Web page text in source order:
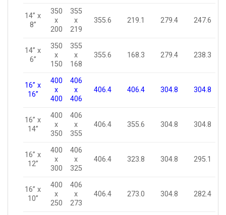
14” x
8”
350
x
200
355
x
219
355.6 219.1 279.4 247.6
14” x
6”
350
x
150
355
x
168
355.6 168.3 279.4 238.3
16” x
16”
400
x
400
406
x
406
406.4 406.4 304.8 304.8
16” x
14”
400
x
350
406
x
355
406.4 355.6 304.8 304.8
16” x
12”
400
x
300
406
x
325
406.4 323.8 304.8 295.1
16” x
10”
400
x
250
406
x
273
406.4 273.0 304.8 282.4